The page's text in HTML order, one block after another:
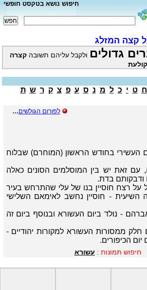
חיפוש נושא בטקסט חופשי
קצה המזלג
גדולים ולקבל עליהם תשובה קצרה
ח ט י כ ל מ נ ס ע פ צ ק ר ש ת
לפורום הגולשים...
העשירי בחודש הראשון (המוחרם) שבלוח
עם זאת יש בין המוסלמים הסונים כאלה
על רצח חוסיין בנו של עלי שהתרחש בעיר
האמונה השיעית - חוסיין נחשב לאימאם השלישי
- נולד ביום העשורא ובנוסף ביום זה
חלק ממסורות העשורא למקורות יהודיים -
הכיפורים.
חיפוש תמונות : עשורא